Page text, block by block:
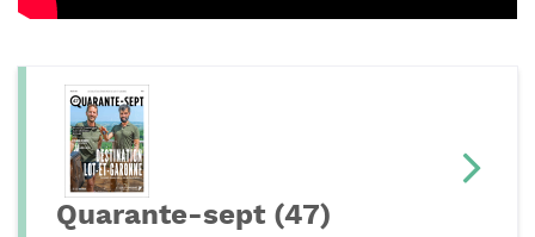
Quarante-sept (47)